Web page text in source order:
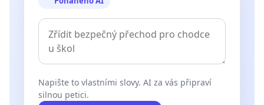
Napište to vlastními slovy. AI za vás připraví
silnou petici.